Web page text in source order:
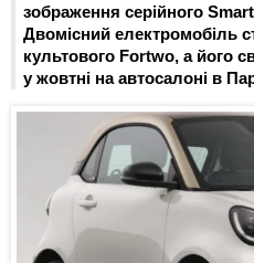
зображення серійного
Двомісний електромобіль
культового Fortwo, а його
у жовтні на автосалоні в